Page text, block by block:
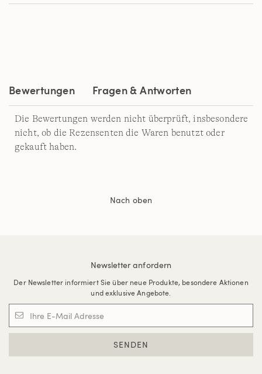
Bewertung.
Bewertungen Fragen & Antworten
Die Bewertungen werden nicht überprüft, insbesondere
nicht, ob die Rezensenten die Waren benutzt oder
gekauft haben.
Nach oben
Newsletter anfordern
Der Newsletter informiert Sie über neue Produkte, besondere Aktionen
und exklusive Angebote.
SENDEN